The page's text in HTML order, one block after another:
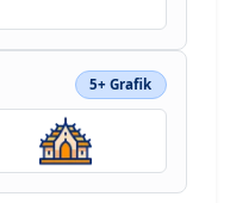
5+ Grafik